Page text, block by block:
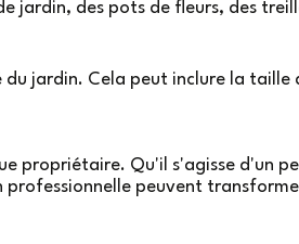
jardin, des pots de fleurs, des
jardin. Cela peut inclure la taille
propriétaire. Qu'il s'agisse d'un
peuvent